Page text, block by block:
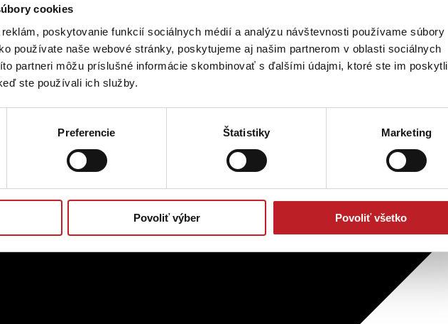
cookies
poskytovanie funkcií sociálnych médií a analýzu návštevnosti používame súbory
používate naše webové stránky, poskytujeme aj našim partnerom v oblasti sociálnych
partneri môžu príslušné informácie skombinovať s ďalšími údajmi, ktoré ste im poskytli
ste používali ich služby.
Preferencie Štatistiky Marketing
Povoliť výber Povoliť všetko